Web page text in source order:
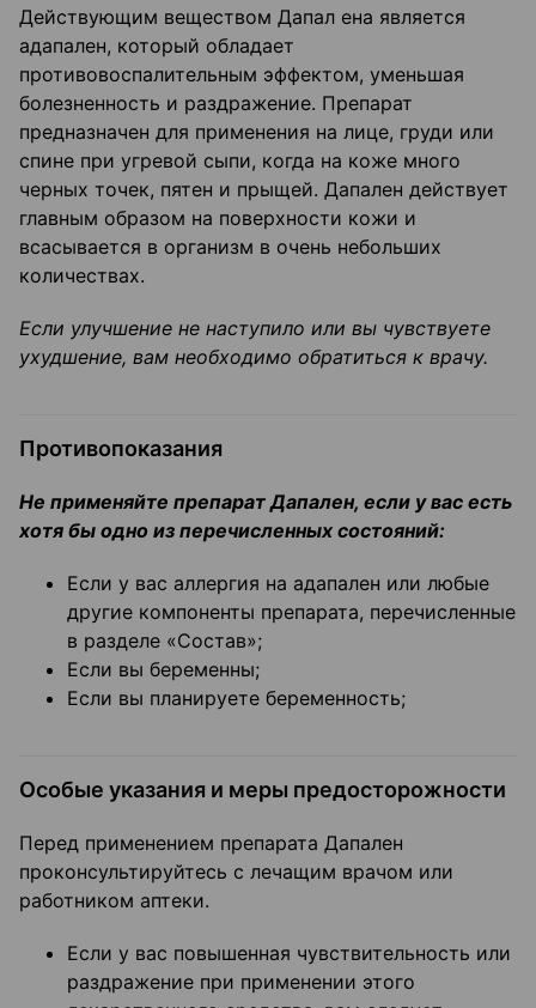
Действующим веществом Дапал ена является
адапален, который обладает
противовоспалительным эффектом, уменьшая
болезненность и раздражение. Препарат
предназначен для применения на лице, груди или
спине при угревой сыпи, когда на коже много
черных точек, пятен и прыщей. Дапален действует
главным образом на поверхности кожи и
всасывается в организм в очень небольших
количествах.
Если улучшение не наступило или вы чувствуете
ухудшение, вам необходимо обратиться к врачу.
Противопоказания
Не применяйте препарат Дапален, если у вас есть
хотя бы одно из перечисленных состояний:
Если у вас аллергия на адапален или любые
другие компоненты препарата, перечисленные
в разделе «Состав»;
Если вы беременны;
Если вы планируете беременность;
Особые указания и меры предосторожности
Перед применением препарата Дапален
проконсультируйтесь с лечащим врачом или
работником аптеки.
Если у вас повышенная чувствительность или
раздражение при применении этого